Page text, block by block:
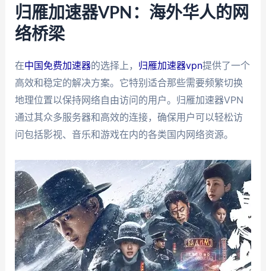
归雁加速器VPN：海外华人的网
络桥梁
在中国免费加速器的选择上， 归雁加速器vpn提供了一个
高效和稳定的解决方案。它特别适合那些需要频繁切换
地理位置以保持网络自由访问的用户。归雁加速器VPN
通过其众多服务器和高效的连接，确保用户可以轻松访
问包括影视、音乐和游戏在内的各类国内网络资源。